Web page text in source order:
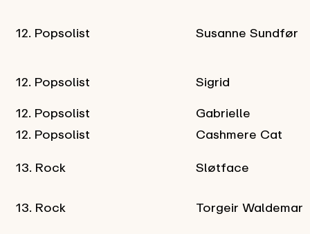
12. Popsolist Susanne Sundfør
12. Popsolist Sigrid
12. Popsolist
Gabrielle
12. Popsolist
Cashmere Cat
13. Rock Sløtface
13. Rock Torgeir Waldemar